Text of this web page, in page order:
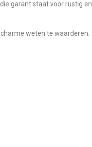
garant staat voor rustig en
weten te waarderen.